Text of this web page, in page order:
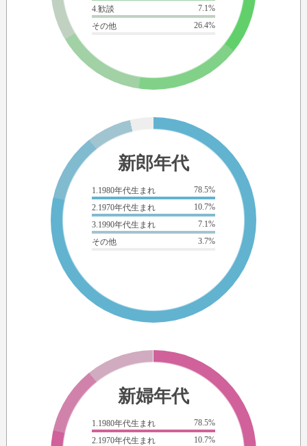
4.歓談
7.1%
その他
26.4%
新郎年代
1.1980年代生まれ
78.5%
2.1970年代生まれ
10.7%
3.1990年代生まれ
7.1%
その他
3.7%
新婦年代
1.1980年代生まれ
78.5%
2.1970年代生まれ
10.7%